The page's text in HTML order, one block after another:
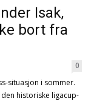
Isak,
bort fra
0
situasjon i sommer.
historiske ligacup-